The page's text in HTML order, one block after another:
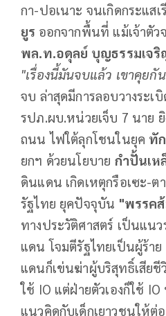
กา-ปอเนาะ จนเกิดกระแสเ
ยูร ออกจากพื้นที่ แม้เจ้าตัว
พล.ท.อดุลย์ บุญธรรมเจริ
"เรื่องนี้มันจบแล้ว เขาคุยกั
จบ ล่าสุดมีการลอบวางระ
รปภ.ผบ.หน่วยเจ็บ 7 นาย
ถนน ไฟใต้ลุกโชนในยุค ทั
ยกฯ ด้วยนโยบาย กำปั้นเห
ดินแดน เกิดเหตุกรือเซะ-ต
รัฐไทย ยุคปัจจุบัน "พรรค
ทางประวัติศาสตร์ เป็นแน
แดน โจมตีรัฐไทยเป็นผู้ร้า
แดนก็เข่นฆ่าผู้บริสุทธิ์เสีย
ใช้ IO แต่ฝ่ายตัวเองก็ใช้
แนวคิดกับเด็กเยาวชนให้ต่